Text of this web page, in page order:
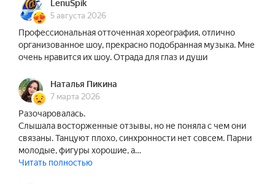
разному! «Шоу под дождём» в обновленном
спектакле «Мужчина и Женщина» попытается
ответить на вопрос: кто прав — Мужчина или
Женщина?!
Яркая и эмоциональная постановка под дождём,
где мужские размышления о взаимоотношениях
полов будут выражены с помощью слова и
пластики тела! Мужчинам сложно выразить все
свои мысли об отношениях — поэтому мы
сделаем это за всех мужчин!
LenuSpik
5 августа 2026
Профессиональная отточенная хореография, отлично
организованное шоу, прекрасно подобранная музыка. Мне
очень нравится их шоу. Отрада для глаз и души
Наталья Пикина
7 марта 2026
Разочаровалась.
Слышала восторженные отзывы, но не поняла с чем они
связаны. Танцуют плохо, синхронности нет совсем. Парни
молодые, фигуры хорошие, а…
Читать полностью